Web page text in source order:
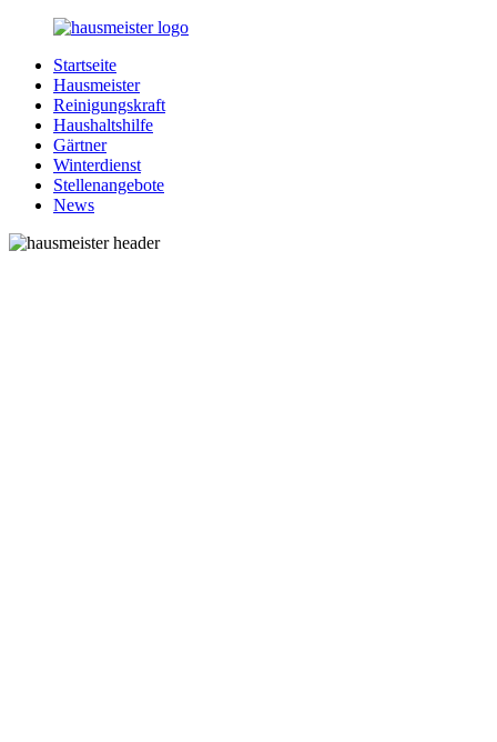
Zurück
Inhalt
Hausmeister.de
Alles
rund
Ihren
Haushalt
Startseite
Hausmeister
Reinigungskraft
Haushaltshilfe
Gärtner
Winterdienst
Stellenangebote
News